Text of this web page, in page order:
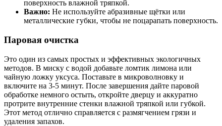
поверхность влажной тряпкой.
Важно: Не используйте абразивные щётки или
металлические губки, чтобы не поцарапать поверхность.
Паровая очистка
Это один из самых простых и эффективных экологичных
методов. В миску с водой добавьте ломтик лимона или
чайную ложку уксуса. Поставьте в микроволновку и
включите на 3-5 минут. После завершения дайте паровой
обработке немного остыть, откройте дверцу и аккуратно
протрите внутренние стенки влажной тряпкой или губкой.
Этот метод отлично справляется с размягчением грязи и
удаления запахов.